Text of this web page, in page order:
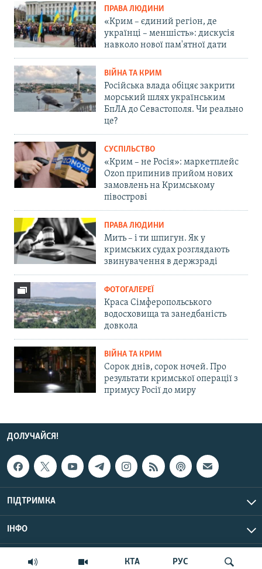
КТА РУС
ПРАВА ЛЮДИНИ
«Крим – єдиний регіон, де
українці – меншість»: дискусія
навколо нової пам'ятної дати
ВІЙНА ТА КРИМ
Російська влада обіцяє закрити
морський шлях українським
БпЛА до Севастополя. Чи реально
це?
СУСПІЛЬСТВО
«Крим – не Росія»: маркетплейс
Ozon припинив прийом нових
замовлень на Кримському
півострові
ПРАВА ЛЮДИНИ
Мить – і ти шпигун. Як у
кримських судах розглядають
звинувачення в держзраді
ФОТОГАЛЕРЕЇ
Краса Сімферопольського
водосховища та занедбаність
довкола
ВІЙНА ТА КРИМ
Сорок днів, сорок ночей. Про
результати кримської операції з
примусу Росії до миру
ДОЛУЧАЙСЯ!
ПІДТРИМКА
ІНФО
© Крим.Реалії, 2026 | Усі права застережено.